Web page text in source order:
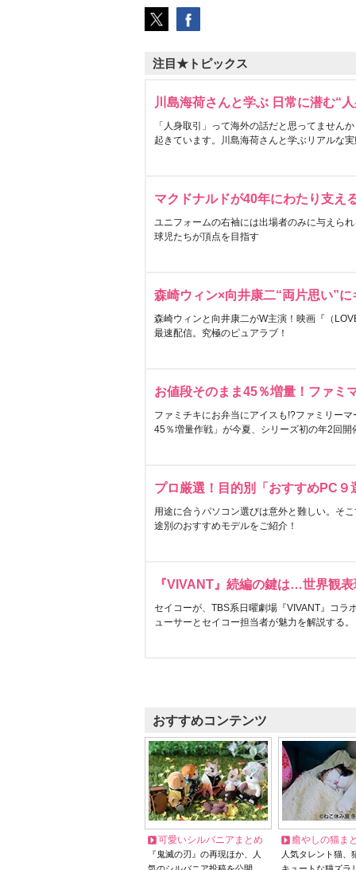
注目★トピックス
川島海荷さんと学ぶ 日常に潜む“
「人身取引」って海外の話だと思ってません
起きています。川島海荷さんと学ぶリアルな
マクドナルドが40年にわたり支え
ユニフォームの右袖には出場者のみに与えら
球児たちが頂点を目指す
森崎ウィン×向井康二“両片思い”
森崎ウィンと向井康二がW主演！映画『（
最速配信。究極のピュアラブ！
お値段そのまま45％増量！ファミ
ファミチキにお弁当にアイスも!?ファミリー
45％増量作戦」が今夏、シリーズ初の年2回開
プロ厳選！目的別「おすすめPC９
用途に合うパソコン選びは意外と難しい。そ
途別のおすすめモデルをご紹介！
『VIVANT』続編の鍵は…世界観
セイコーが、TBS系日曜劇場『VIVANT』コラ
ューサーとセイコー担当者が魅力を解説する。
おすすめコンテンツ
可愛いシルバニアまとめ
『鬼滅の刃』の再現ほか、人
癒やしの猫ま
人気タレント猫